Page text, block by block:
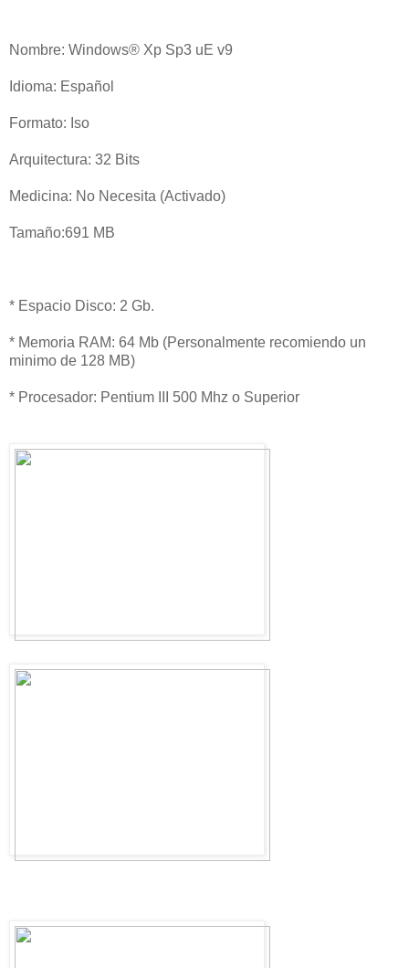
Nombre: Windows® Xp Sp3 uE v9
Idioma: Español
Formato: Iso
Arquitectura: 32 Bits
Medicina: No Necesita (Activado)
Tamaño:691 MB
* Espacio Disco: 2 Gb.
* Memoria RAM: 64 Mb (Personalmente recomiendo un
minimo de 128 MB)
* Procesador: Pentium III 500 Mhz o Superior